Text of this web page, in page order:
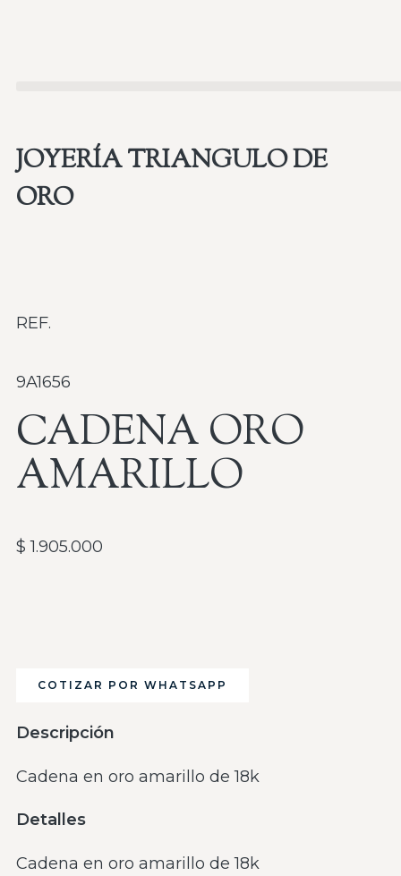
JOYERÍA TRIANGULO DE
ORO
REF.
9A1656
CADENA ORO
AMARILLO
$ 1.905.000
COTIZAR POR WHATSAPP
Descripción
Cadena en oro amarillo de 18k
Detalles
Cadena en oro amarillo de 18k